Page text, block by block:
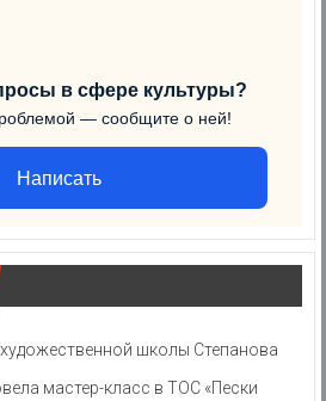
в сфере культуры?
— сообщите о ней!
Написать
школы Степанова
мастер-класс в ТОС «Пески